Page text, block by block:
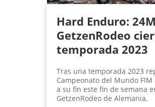
Hard Enduro:
GetzenRodeo
temporada 2023
Tras una temporada 2023
Campeonato del Mundo
a su fin este fin de semana
GetzenRodeo de Alemania.